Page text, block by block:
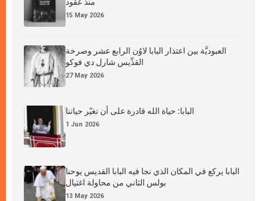
15 May 2026
العبوديَّة بين اعتذار البابا لاوُن الرابع عشر وصرخة
القدِّيس شارل دي فوكو
27 May 2026
البابا: حياة الله قادرة على أن تغيّر حياتنا
1 Jun 2026
البابا يركع في المكان الذي نجا فيه البابا القديس يوحنا
بولس الثاني من محاولة اغتيال
13 May 2026